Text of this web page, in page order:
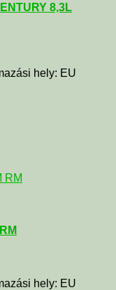
8,3L
hely: EU
hely: EU